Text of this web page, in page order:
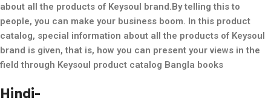
about all the products of Keysoul brand.By telling this to
people, you can make your business boom. In this product
catalog, special information about all the products of Keysoul
brand is given, that is, how you can present your views in the
field through Keysoul product catalog Bangla books
Hindi-